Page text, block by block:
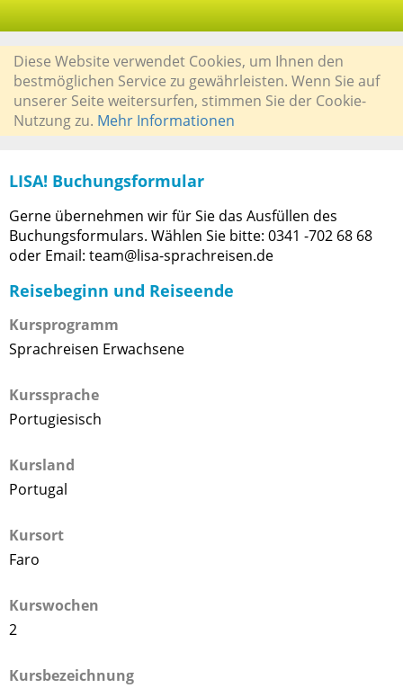
Diese Website verwendet Cookies, um Ihnen den
bestmöglichen Service zu gewährleisten. Wenn Sie auf
unserer Seite weitersurfen, stimmen Sie der Cookie-
Nutzung zu. Mehr Informationen
LISA! Buchungsformular
Gerne übernehmen wir für Sie das Ausfüllen des
Buchungsformulars. Wählen Sie bitte: 0341 -702 68 68
oder Email: team@lisa-sprachreisen.de
Reisebeginn und Reiseende
Kursprogramm
Sprachreisen Erwachsene
Kurssprache
Portugiesisch
Kursland
Portugal
Kursort
Faro
Kurswochen
2
Kursbezeichnung